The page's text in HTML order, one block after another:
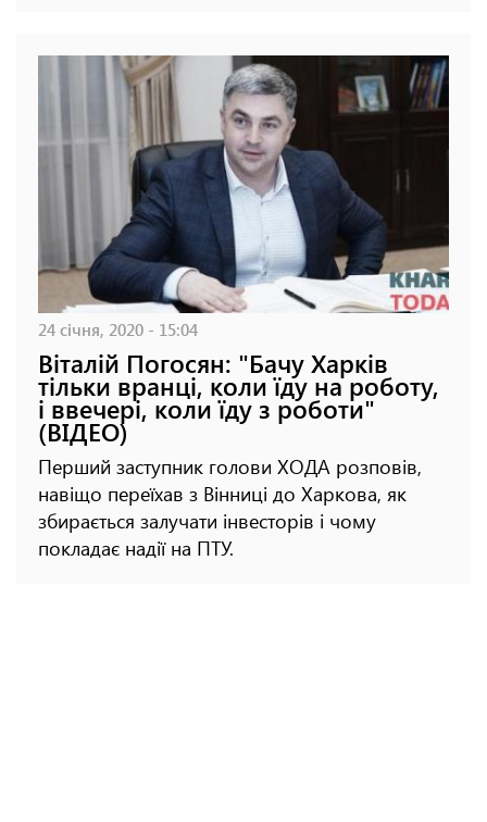
24 січня, 2020 - 15:04
Віталій Погосян: "Бачу Харків
тільки вранці, коли їду на роботу,
і ввечері, коли їду з роботи"
(ВІДЕО)
Перший заступник голови ХОДА розповів,
навіщо переїхав з Вінниці до Харкова, як
збирається залучати інвесторів і чому
покладає надії на ПТУ.